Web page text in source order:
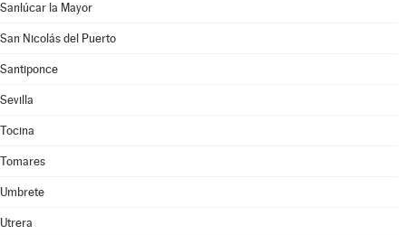
Sanlúcar la Mayor
San Nicolás del Puerto
Santiponce
Sevilla
Tocina
Tomares
Umbrete
Utrera